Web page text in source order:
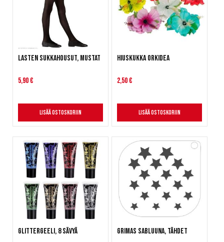
Lasten sukkahousut, mustat
5,90 €
Lisää ostoskoriin
Hiuskukka Orkidea
2,50 €
Lisää ostoskoriin
Glittergeeli, 8 sävyä Grimas Sabluuna, Tähdet